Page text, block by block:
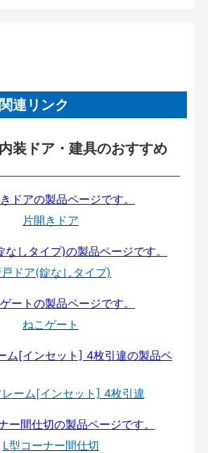
連リンク
装ドア・建具のおすすめ
片開きドア
ドア(錠なしタイプ)
ねこゲート
レーム[インセット] 4枚引違
L型コーナー間仕切